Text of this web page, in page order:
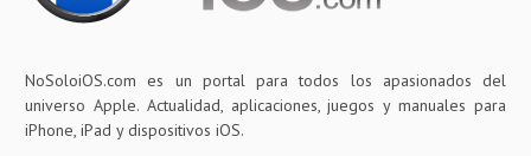
NoSoloiOS.com es un portal para todos los apasionados del
universo Apple. Actualidad, aplicaciones, juegos y manuales para
iPhone, iPad y dispositivos iOS.